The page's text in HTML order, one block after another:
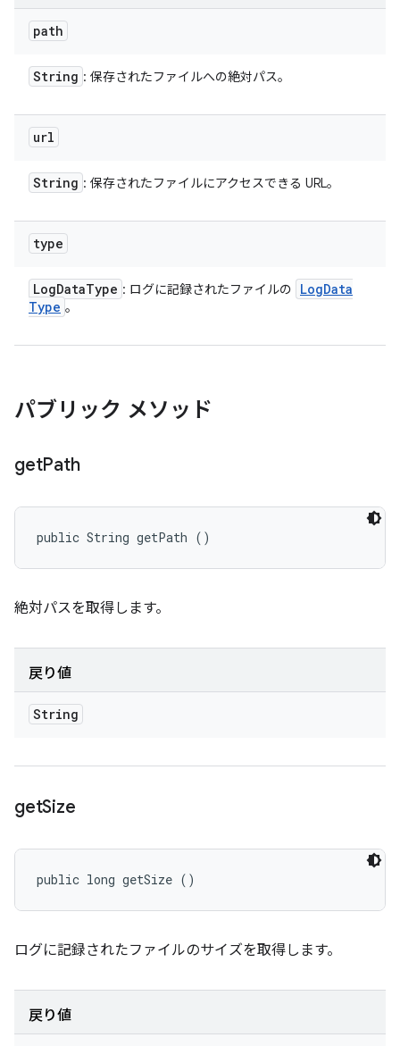
path
String : 保存されたファイルへの絶対パス。
url
String : 保存されたファイルにアクセスできる URL。
type
LogDataType : ログに記録されたファイルの LogData
Type 。
パブリック メソッド
getPath
public String getPath ()
絶対パスを取得します。
戻り値
String
getSize
public long getSize ()
ログに記録されたファイルのサイズを取得します。
戻り値